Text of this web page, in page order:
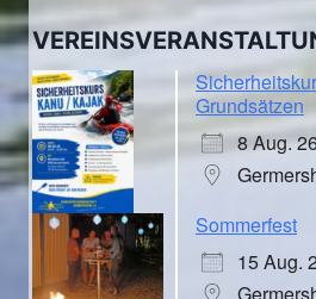
Grundsätzen
8 Aug.
Sommerfest
15 Aug.